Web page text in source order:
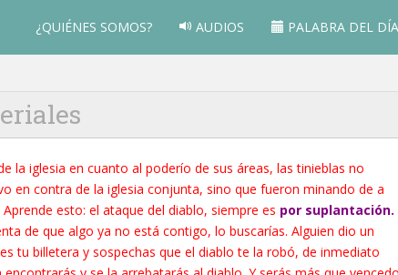
¿QUIÉNES SOMOS? AUDIOS PALABRA DEL DÍA
la iglesia en cuanto al poderío de sus áreas, las tinieblas no
en contra de la iglesia conjunta, sino que fueron minando de a
esto: el ataque del diablo, siempre es por suplantación.
de que algo ya no está contigo, lo buscarías. Alguien dio un
tu billetera y sospechas que el diablo te la robó, de inmediato